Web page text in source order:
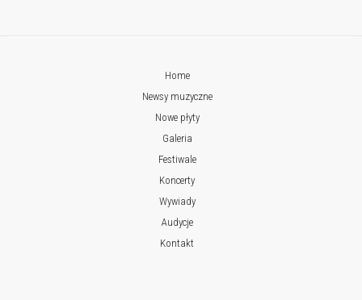
Home
Newsy muzyczne
Nowe płyty
Galeria
Festiwale
Koncerty
Wywiady
Audycje
Kontakt